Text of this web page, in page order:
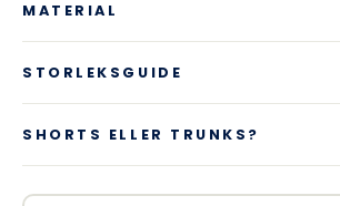
MATERIAL
STORLEKSGUIDE
SHORTS ELLER TRUNKS?